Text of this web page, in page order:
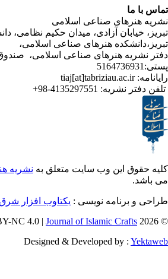
صناعی اسلامی
آزادی، میدان حکیم نظامی، دانشگاه
هنرهای صناعی اسلامی،
نشریه:4135297551-98+
این وب سایت متعلق بهنشریه هنرهای
نویسی : یکتاوب افزار شرق
Journal of Islamic
Designed & Developed by :